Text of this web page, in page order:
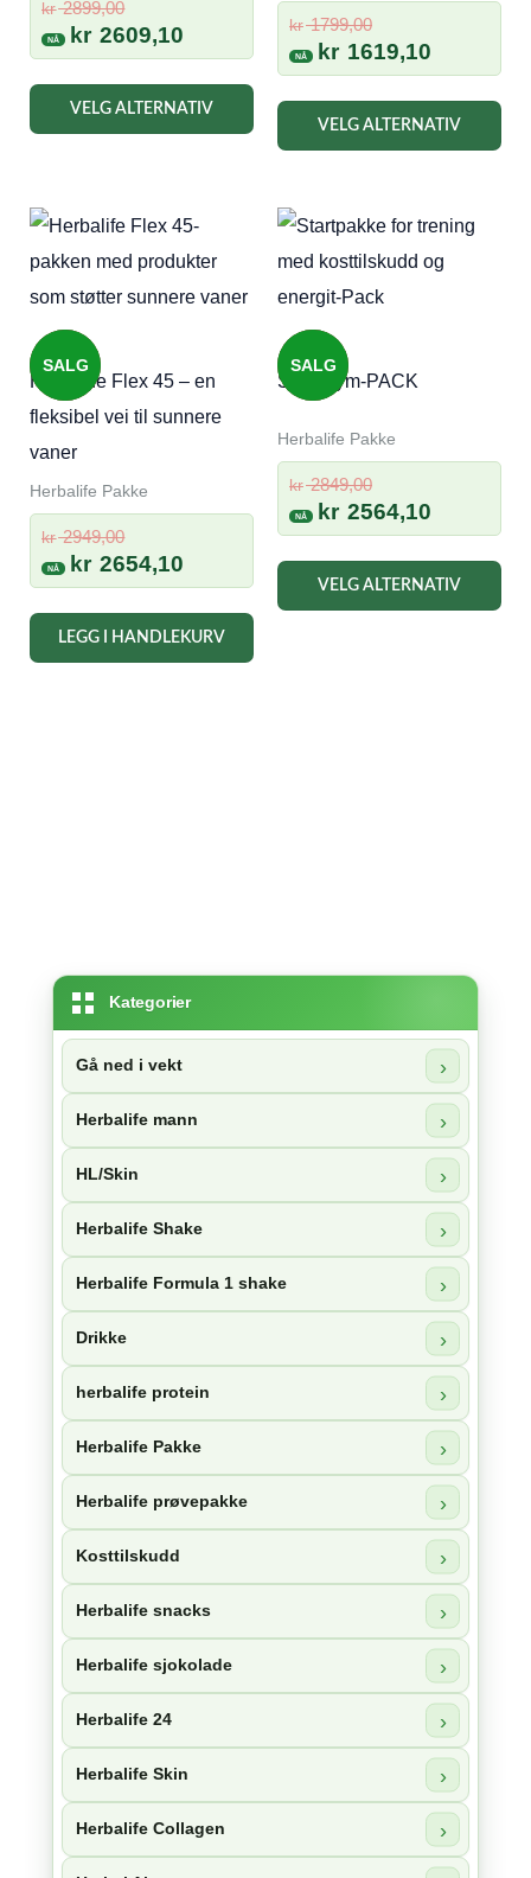
Kategorier
Gå ned i vekt
Herbalife mann
HL/Skin
Herbalife Shake
Herbalife Formula 1 shake
Drikke
herbalife protein
Herbalife Pakke
Herbalife prøvepakke
Kosttilskudd
Herbalife snacks
Herbalife sjokolade
Herbalife 24
Herbalife Skin
Herbalife Collagen
kr2899,00Opprinnelig
pris
var:
kr 2899,00.
kr 2609,10 Nåværende
pris
er:
kr 2609,10.
VELG ALTERNATIV
kr1799,00Opprinnelig
pris
var:
kr 1799,00.
kr 1619,10
pris
er:
kr
VELG ALTERNATIV
SALG
Herbalife Flex 45 – en
fleksibel vei til sunnere
vaner
Herbalife Pakke
kr2949,00Opprinnelig
pris
var:
kr 2949,00.
kr 2654,10 Nåværende
pris
er:
kr 2654,10.
LEGG I HANDLEKURV
SALG
Start Gym-PACK
Herbalife Pakke
kr2849,00Opprinnelig
pris
var:
kr 2849,00.
kr 2564,10
pris
er:
kr
VELG ALTERNATIV